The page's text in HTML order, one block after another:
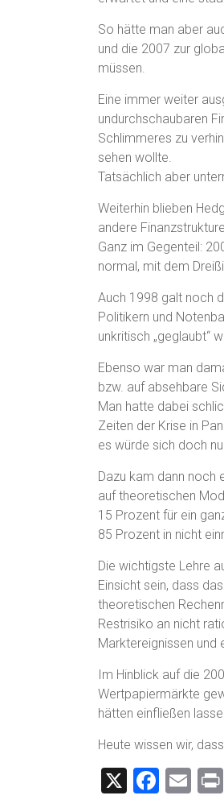
So hätte man aber
und die 2007 zur
müssen.
Eine immer weiter
undurchschaubaren
Schlimmeres zu
sehen wollte.
Tatsächlich aber
Weiterhin blieben
andere
Ganz im Gegenteil:
normal, mit dem
Auch 1998 galt noch
Politikern und
unkritisch „geglaubt“
Ebenso war man
bzw. auf absehbare
Man hatte dabei
Zeiten der Krise in
es würde sich doch
Dazu kam dann noch
auf theoretischen
15 Prozent für ein
85 Prozent in nicht
Die wichtigste Lehre
Einsicht sein, dass
theoretischen
Restrisiko an nicht
Marktereignissen und
Im Hinblick auf die
Wertpapiermärkte
hätten einfließen
Heute wissen wir,
X
F
E